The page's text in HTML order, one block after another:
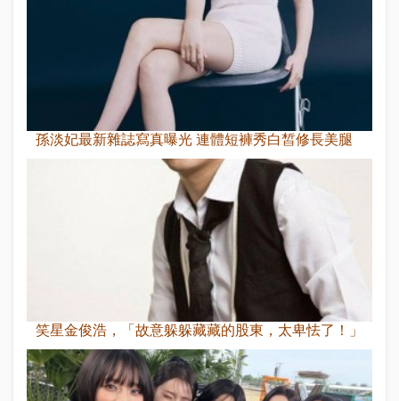
孫淡妃最新雜誌寫真曝光 連體短褲秀白皙修長美腿
笑星金俊浩，「故意躲躲藏藏的股東，太卑怯了！」